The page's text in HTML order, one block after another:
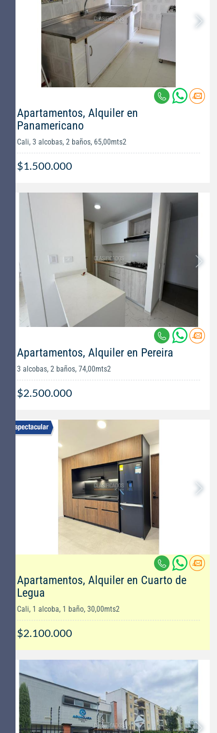
Apartamentos, Alquiler en
Panamericano
Cali, 3 alcobas, 2 baños, 65,00mts2
$1.500.000
Apartamentos, Alquiler en Pereira
3 alcobas, 2 baños, 74,00mts2
$2.500.000
Apartamentos, Alquiler en Cuarto de
Legua
Cali, 1 alcoba, 1 baño, 30,00mts2
$2.100.000